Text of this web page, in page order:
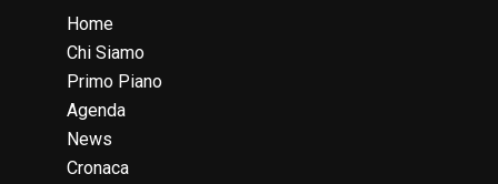
Home
Chi Siamo
Primo Piano
Agenda
News
Cronaca